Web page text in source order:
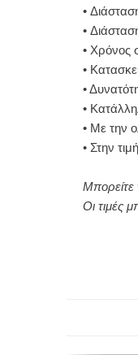
•
•
• Χρόνος
•
•
•
• Με την
• Στην
Μπορείτε
Οι τιμές